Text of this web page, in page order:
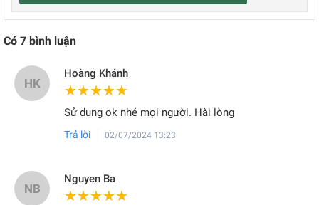
Có 7 bình luận
HK
Hoàng Khánh
★★★★★
★★★★★
Sử dụng ok nhé mọi người. Hài lòng
Trả lời 02/07/2024 13:23
NB
Nguyen Ba
★★★★★
★★★★★